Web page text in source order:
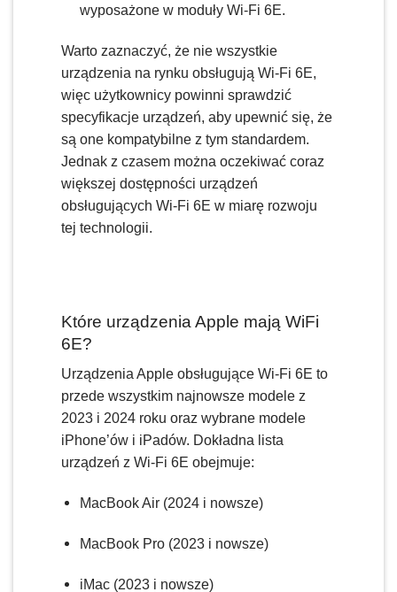
wyposażone w moduły Wi-Fi 6E.
Warto zaznaczyć, że nie wszystkie
urządzenia na rynku obsługują Wi-Fi 6E,
więc użytkownicy powinni sprawdzić
specyfikacje urządzeń, aby upewnić się, że
są one kompatybilne z tym standardem.
Jednak z czasem można oczekiwać coraz
większej dostępności urządzeń
obsługujących Wi-Fi 6E w miarę rozwoju
tej technologii.
Które urządzenia Apple mają WiFi
6E?
Urządzenia Apple obsługujące Wi-Fi 6E to
przede wszystkim najnowsze modele z
2023 i 2024 roku oraz wybrane modele
iPhone’ów i iPadów. Dokładna lista
urządzeń z Wi-Fi 6E obejmuje:
MacBook Air (2024 i nowsze)
MacBook Pro (2023 i nowsze)
iMac (2023 i nowsze)